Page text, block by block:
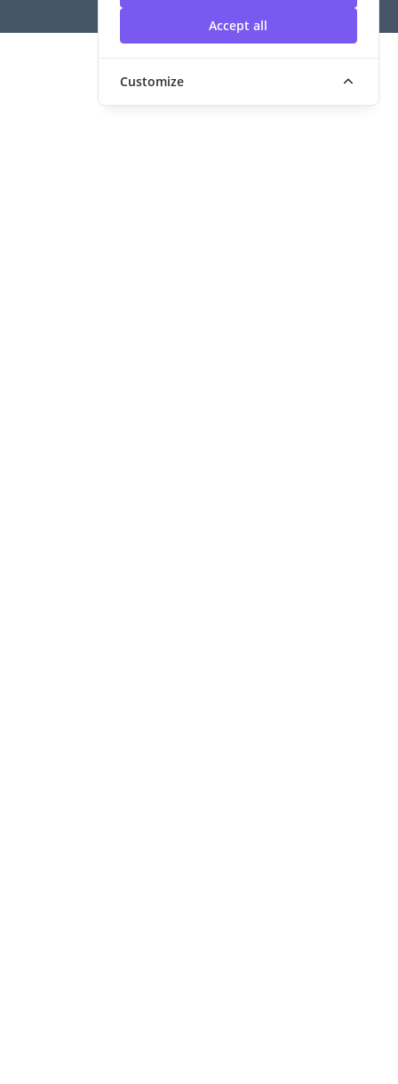
Accept all
Customize